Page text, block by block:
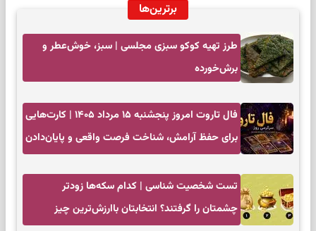
برترین‌ها
طرز تهیه کوکو سبزی مجلسی | سبز، خوش‌عطر و
برش‌خورده
فال تاروت امروز پنجشنبه ۱۵ مرداد ۱۴۰۵ | کارت‌هایی
برای حفظ آرامش، شناخت فرصت واقعی و پایان‌دادن
تست شخصیت شناسی | کدام سکه‌ها زودتر
چشمتان را گرفتند؟ انتخابتان باارزش‌ترین چیز